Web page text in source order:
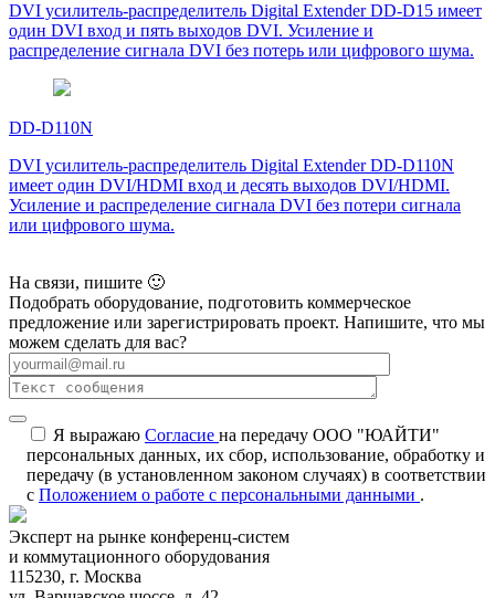
DVI усилитель-распределитель Digital Extender DD-D15 имеет
один DVI вход и пять выходов DVI. Усиление и
распределение сигнала DVI без потерь или цифрового шума.
DD-D110N
DVI усилитель-распределитель Digital Extender DD-D110N
имеет один DVI/HDMI вход и десять выходов DVI/HDMI.
Усиление и распределение сигнала DVI без потери сигнала
или цифрового шума.
На связи, пишите 🙂
Подобрать оборудование, подготовить коммерческое
предложение или зарегистрировать проект. Напишите, что мы
можем сделать для вас?
Я выражаю Согласие на передачу ООО "ЮАЙТИ"
персональных данных, их сбор, использование, обработку и
передачу (в установленном законом случаях) в соответствии
с Положением о работе с персональными данными .
Эксперт на рынке конференц-систем
и коммутационного оборудования
115230, г. Москва